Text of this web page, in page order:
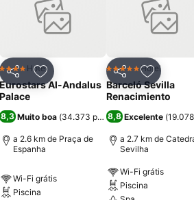
PartilharAdicionar aos favoritos
4 EstrelasHotel
Eurostars Al-Andalus
Palace
8,3 Muito boa (34.373 pontuações)
a 2.6 km de Praça de
Espanha
Wi-Fi grátis
Piscina
Partilhar
5 EstrelasHotel
Barceló Sevilla
Renacimiento
8,8 Excelente (
a 2.7 km de
Sevilha
Wi-Fi grátis
Piscina